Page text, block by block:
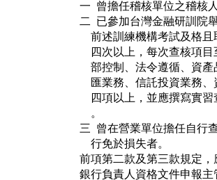
一  曾擔任稽核單位之稽核
二  已參加台灣金融研訓院
前述訓練機構考試及格
四次以上，每次查核項
部控制、法令遵循、資
匯業務、信託投資業務
四項以上，並應撰寫實
    。
三  曾在營業單位擔任自行
    行免於損失者。
前項第二款及第三款規定
銀行負責人資格文件申報主